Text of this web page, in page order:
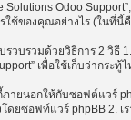
Solutions Odoo
ใช้ของคุณอย่างไร (ในที่นี้
วบรวมด้วยวิธีการ 2 วิธี
เพื่อใช้เก็บว่ากร
ภายนอกให้กับซอฟต์แวร์
ดยซอฟท์แวร์ phpBB 2.